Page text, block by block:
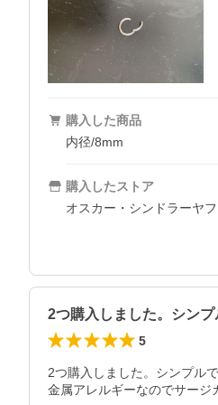
購入した商品
内径/8mm
購入したストア
オスカー・シンドラーヤ
2つ購入しました。シン
5
2つ購入しました。シンプル
金属アレルギーなのでサージ